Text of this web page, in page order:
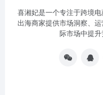
喜湘妃是一个专注于跨境
出海商家提供市场洞察、
际市场中提升